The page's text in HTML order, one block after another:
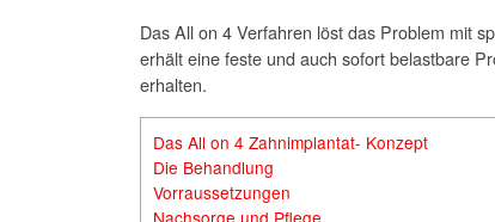
Das All on 4 Verfahren löst das Problem mit
erhält eine feste und auch sofort belastbare
erhalten.
Das All on 4 Zahnimplantat- Konzept
Die Behandlung
Vorraussetzungen
Nachsorge und Pflege